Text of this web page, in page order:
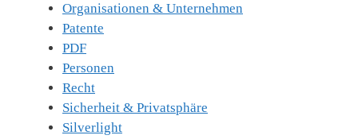
Organisationen & Unternehmen
Patente
PDF
Personen
Recht
Sicherheit & Privatsphäre
Silverlight